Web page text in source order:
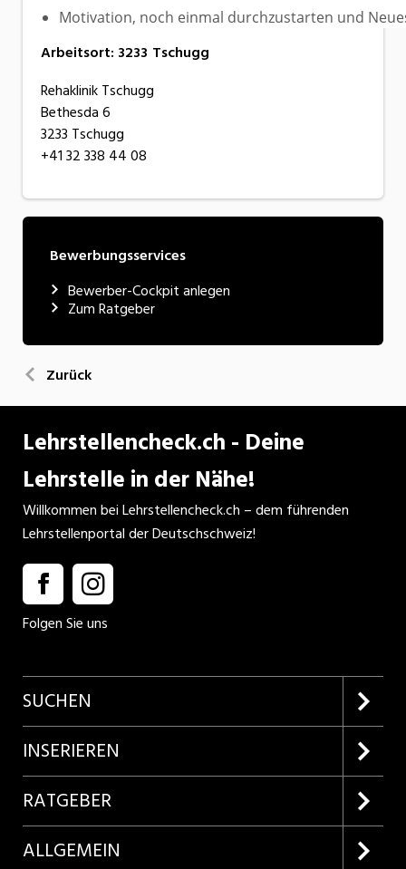
Motivation, noch einmal durchzustarten und
Arbeitsort: 3233 Tschugg
Rehaklinik Tschugg
Bethesda 6
3233 Tschugg
+41 32 338 44 08
Bewerbungsservices
Bewerber-Cockpit anlegen
Zum Ratgeber
Zurück
Lehrstellencheck.ch - Deine
Lehrstelle in der Nähe!
Willkommen bei Lehrstellencheck.ch – dem führenden
Lehrstellenportal der Deutschschweiz!
Folgen Sie uns
SUCHEN
Firmenprofile entdecken
Lehrstellen suchen
INSERIEREN
Kundenlogin
Inserieren
RATGEBER
Lehrberufe entdecken
ALLGEMEIN